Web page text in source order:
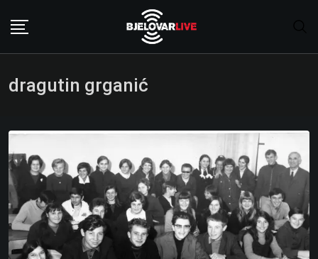
dragutin grganić